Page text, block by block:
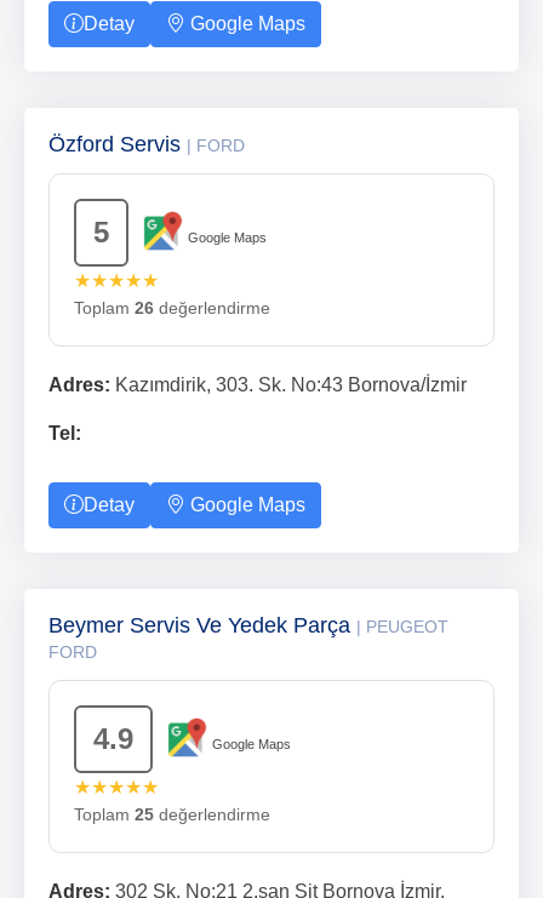
Detay Google Maps
Özford Servis | FORD
5 Google Maps
★★★★★
Toplam 26 değerlendirme
Adres: Kazımdirik, 303. Sk. No:43 Bornova/İzmir
Tel:
Detay Google Maps
Beymer Servis Ve Yedek Parça | PEUGEOT
FORD
4.9 Google Maps
★★★★★
Toplam 25 değerlendirme
Adres: 302 Sk. No:21 2.san Sit Bornova İzmir,